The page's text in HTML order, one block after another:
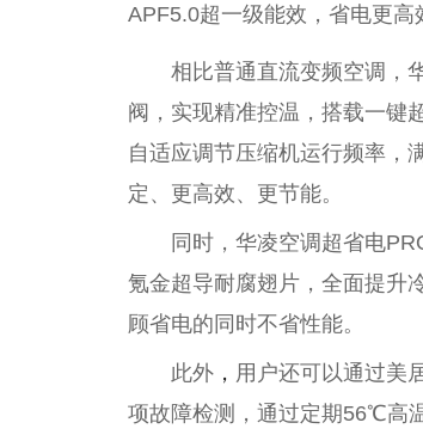
APF5.0超一级能效，省电更高
相比普通直流变频空调，
阀，实现精准控温，搭载一键
自适应调节压缩机运行频率，
定、更高效、更节能。
同时，华凌空调超省电
氪金超导耐腐翅片，全面提升
顾省电的同时不省性能。
此外 ， 用户还可以通过美
项故障检测，通过定期56℃高